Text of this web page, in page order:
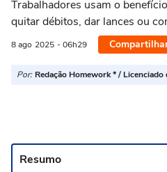
Trabalhadores usam o
quitar débitos, dar lances ou
8 ago 2025 - 06h29
Por: Redação Homework * /
Resumo